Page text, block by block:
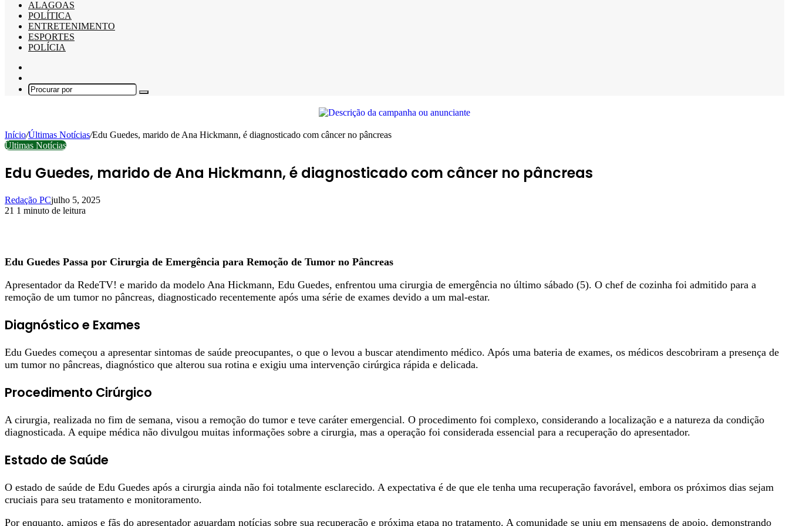
ALAGOAS
POLÍTICA
ENTRETENIMENTO
ESPORTES
POLÍCIA
skin
Procurar
Início/Últimas Notícias/Edu Guedes, marido de Ana Hickmann, é diagnosticado com câncer no pâncreas
Últimas Notícias
Edu Guedes, marido de Ana Hickmann, é diagnosticado com câncer no pâncreas
Redação PCjulho 5, 2025
21 1 minuto de leitura
Edu Guedes Passa por Cirurgia de Emergência para Remoção de Tumor no Pâncreas
Apresentador da RedeTV! e marido da modelo Ana Hickmann, Edu Guedes, enfrentou uma cirurgia de emergência no último sábado (5). O chef de cozinha foi admitido para a
remoção de um tumor no pâncreas, diagnosticado recentemente após uma série de exames devido a um mal-estar.
Diagnóstico e Exames
Edu Guedes começou a apresentar sintomas de saúde preocupantes, o que o levou a buscar atendimento médico. Após uma bateria de exames, os médicos descobriram a presença de
um tumor no pâncreas, diagnóstico que alterou sua rotina e exigiu uma intervenção cirúrgica rápida e delicada.
Procedimento Cirúrgico
A cirurgia, realizada no fim de semana, visou a remoção do tumor e teve caráter emergencial. O procedimento foi complexo, considerando a localização e a natureza da condição
diagnosticada. A equipe médica não divulgou muitas informações sobre a cirurgia, mas a operação foi considerada essencial para a recuperação do apresentador.
Estado de Saúde
O estado de saúde de Edu Guedes após a cirurgia ainda não foi totalmente esclarecido. A expectativa é de que ele tenha uma recuperação favorável, embora os próximos dias sejam
cruciais para seu tratamento e monitoramento.
Por enquanto, amigos e fãs do apresentador aguardam notícias sobre sua recuperação e próxima etapa no tratamento. A comunidade se uniu em mensagens de apoio, demonstrando